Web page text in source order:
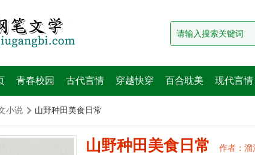
青春校园 古代言情 穿越快穿 百合耽美 现代言情
小说 山野种田美食日常
山野种田美食日常 作者： 溜